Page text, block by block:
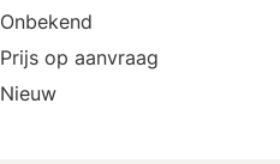
Onbekend
Prijs op aanvraag
Nieuw